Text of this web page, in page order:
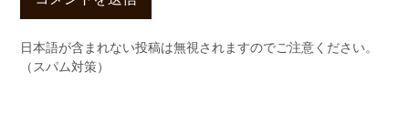
日本語が含まれない投稿は無視されますのでご注意ください。
（スパム対策）